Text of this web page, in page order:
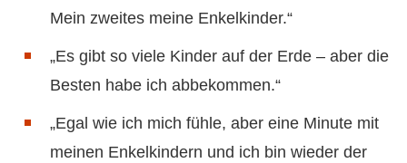
Mein zweites meine Enkelkinder.“
„Es gibt so viele Kinder auf der Erde – aber die
Besten habe ich abbekommen.“
„Egal wie ich mich fühle, aber eine Minute mit
meinen Enkelkindern und ich bin wieder der